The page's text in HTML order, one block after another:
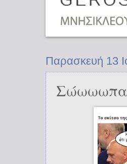
Παρασκευή 13
Σώωωωπα